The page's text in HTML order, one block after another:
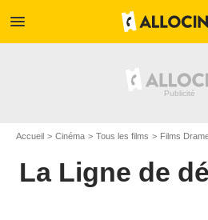
menu
Accueil Cinéma Tous les films Films
La Ligne de